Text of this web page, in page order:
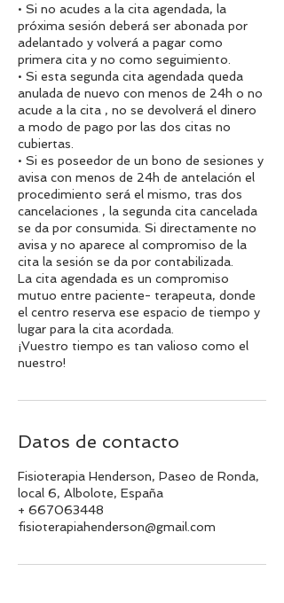
• Si no acudes a la cita agendada, la
próxima sesión deberá ser abonada por
adelantado y volverá a pagar como
primera cita y no como seguimiento.
• Si esta segunda cita agendada queda
anulada de nuevo con menos de 24h o no
acude a la cita , no se devolverá el dinero
a modo de pago por las dos citas no
cubiertas.
• Si es poseedor de un bono de sesiones y
avisa con menos de 24h de antelación el
procedimiento será el mismo, tras dos
cancelaciones , la segunda cita cancelada
se da por consumida. Si directamente no
avisa y no aparece al compromiso de la
cita la sesión se da por contabilizada.
La cita agendada es un compromiso
mutuo entre paciente- terapeuta, donde
el centro reserva ese espacio de tiempo y
lugar para la cita acordada.
¡Vuestro tiempo es tan valioso como el
nuestro!
Datos de contacto
Fisioterapia Henderson, Paseo de Ronda,
local 6, Albolote, España
+ 667063448
fisioterapiahenderson@gmail.com